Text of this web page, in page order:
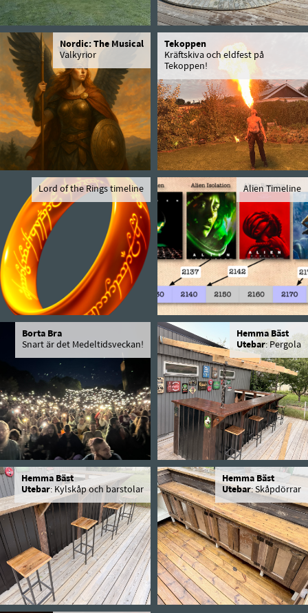
Nordic: The Musical
Valkyrior
Tekoppen
Kräftskiva och eldfest på
Tekoppen!
Lord of the Rings timeline Alien Timeline
Borta Bra
Snart är det Medeltidsveckan!
Hemma Bäst
Utebar: Pergola
Hemma Bäst
Utebar: Kylskåp och barstolar
Hemma Bäst
Utebar: Skåpdörrar